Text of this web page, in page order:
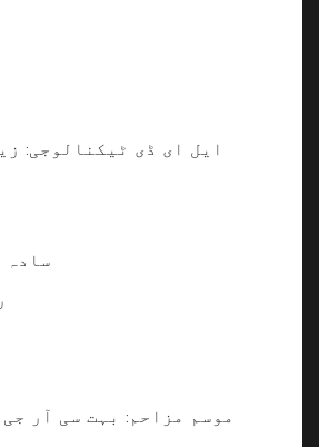
ایل ای ڈی ٹیکنالوجی:
سادہ
موسم مزاحم: بہت سی آر